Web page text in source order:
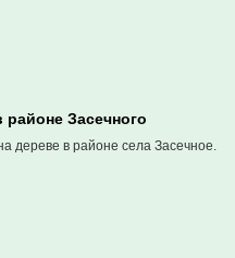
Засечного
дереве в районе села Засечное.